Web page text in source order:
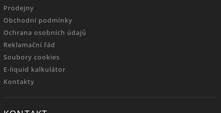
Prodejny
Obchodní podmínky
Ochrana osobních údajů
Reklamační řád
Soubory cookies
E-liquid kalkulátor
Kontakty